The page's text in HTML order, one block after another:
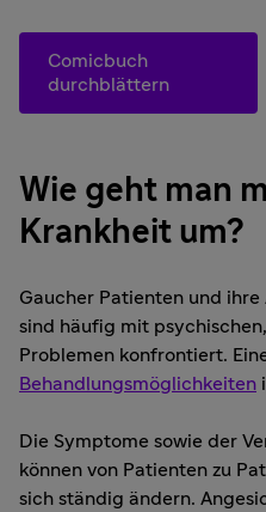
Comicbuch
durchblättern
Wie geht man
Krankheit um?
Gaucher Patienten und
sind häufig mit
Problemen konfrontiert.
Behandlungsmöglichkeiten
Die Symptome sowie der
können von Patienten zu
sich ständig ändern.